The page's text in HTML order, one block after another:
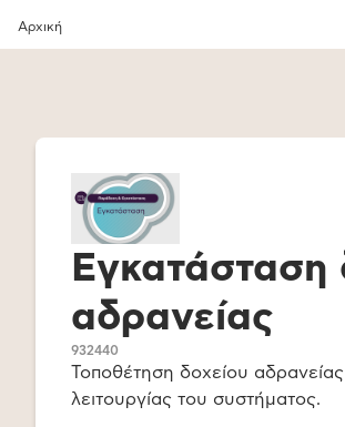
Αρχική
Εγκατάσταση
αδρανείας
932440
Τοποθέτηση δοχείου
λειτουργίας του συστήματος.